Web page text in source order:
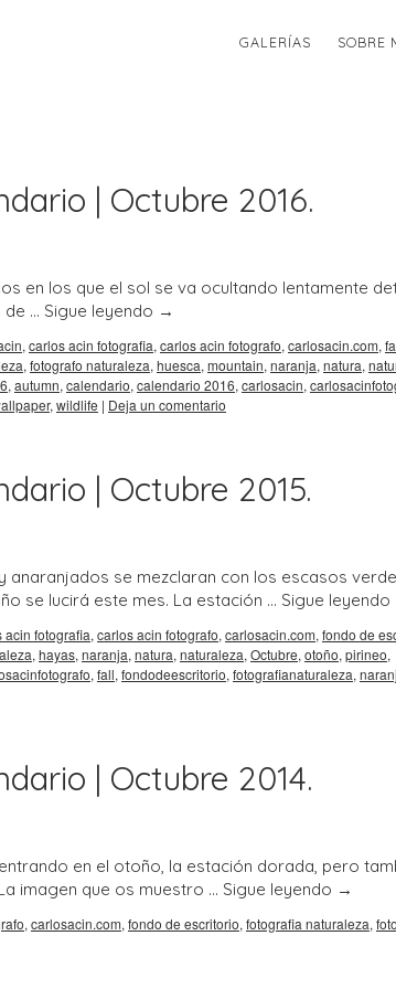
GALERÍAS SOBRE
| Octubre 2016.
en los que el sol se va ocultando lentamente
de … Sigue leyendo →
, carlos acin fotografia, carlos acin fotografo, carlosacin.com,
, fotografo naturaleza, huesca, mountain, naranja, natura,
, autumn, calendario, calendario 2016, carlosacin,
, wildlife | Deja un comentario
| Octubre 2015.
se mezclaran con los escasos
se lucirá este mes. La estación … Sigue leyendo
acin fotografia, carlos acin fotografo, carlosacin.com, fondo de
, hayas, naranja, natura, naturaleza, Octubre, otoño, pirineo,
, fall, fondodeescritorio, fotografianaturaleza,
| Octubre 2014.
en el otoño, la estación dorada, pero
imagen que os muestro … Sigue leyendo →
, carlosacin.com, fondo de escritorio, fotografia naturaleza,